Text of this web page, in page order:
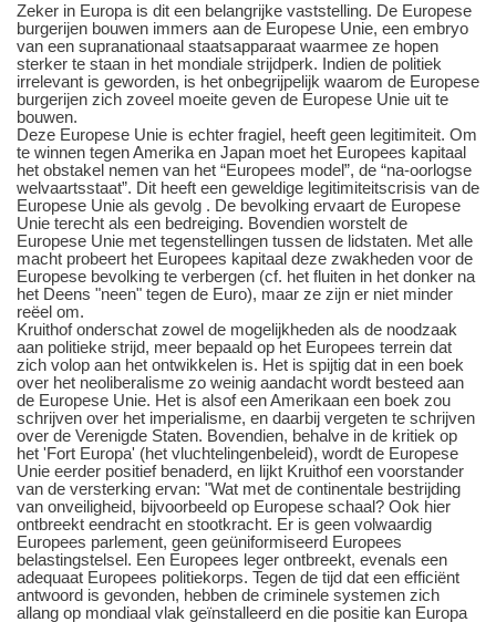
Zeker in Europa is dit een belangrijke vaststelling. De Europese
burgerijen bouwen immers aan de Europese Unie, een embryo
van een supranationaal staatsapparaat waarmee ze hopen
sterker te staan in het mondiale strijdperk. Indien de politiek
irrelevant is geworden, is het onbegrijpelijk waarom de Europese
burgerijen zich zoveel moeite geven de Europese Unie uit te
bouwen.
Deze Europese Unie is echter fragiel, heeft geen legitimiteit. Om
te winnen tegen Amerika en Japan moet het Europees kapitaal
het obstakel nemen van het “Europees model”, de “na-oorlogse
welvaartsstaat”. Dit heeft een geweldige legitimiteitscrisis van de
Europese Unie als gevolg . De bevolking ervaart de Europese
Unie terecht als een bedreiging. Bovendien worstelt de
Europese Unie met tegenstellingen tussen de lidstaten. Met alle
macht probeert het Europees kapitaal deze zwakheden voor de
Europese bevolking te verbergen (cf. het fluiten in het donker na
het Deens "neen" tegen de Euro), maar ze zijn er niet minder
reëel om.
Kruithof onderschat zowel de mogelijkheden als de noodzaak
aan politieke strijd, meer bepaald op het Europees terrein dat
zich volop aan het ontwikkelen is. Het is spijtig dat in een boek
over het neoliberalisme zo weinig aandacht wordt besteed aan
de Europese Unie. Het is alsof een Amerikaan een boek zou
schrijven over het imperialisme, en daarbij vergeten te schrijven
over de Verenigde Staten. Bovendien, behalve in de kritiek op
het 'Fort Europa' (het vluchtelingenbeleid), wordt de Europese
Unie eerder positief benaderd, en lijkt Kruithof een voorstander
van de versterking ervan: "Wat met de continentale bestrijding
van onveiligheid, bijvoorbeeld op Europese schaal? Ook hier
ontbreekt eendracht en stootkracht. Er is geen volwaardig
Europees parlement, geen geüniformiseerd Europees
belastingstelsel. Een Europees leger ontbreekt, evenals een
adequaat Europees politiekorps. Tegen de tijd dat een efficiënt
antwoord is gevonden, hebben de criminele systemen zich
allang op mondiaal vlak geïnstalleerd en die positie kan Europa